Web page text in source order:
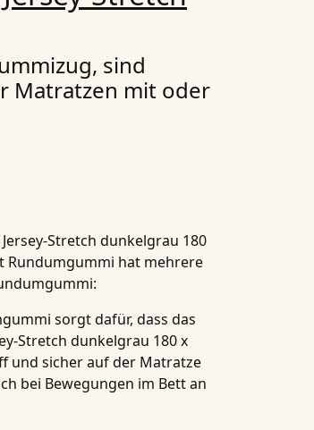
sind
Matratzen mit oder
Stretch dunkelgrau 180
Rundumgummi hat mehrere
sorgt dafür, dass das
Stretch dunkelgrau 180 x
und sicher auf der Matratze
bei Bewegungen im Bett an